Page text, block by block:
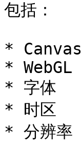
包括：
* Canvas
* WebGL
* 字体
* 时区
* 分辨率